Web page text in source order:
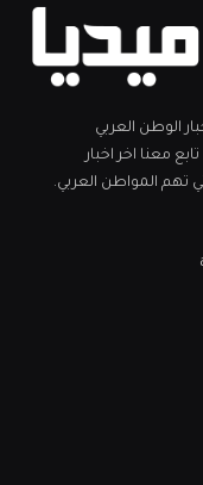
الوطن العربي
الأوسط والعالم، تأسست عام 2002. تابع معنا اخر اخبار
تهم المواطن العربي.